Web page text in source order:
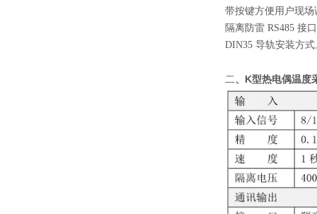
带按键方便用户现场
隔离防雷 RS485 接
DIN35 导轨安装方式
二、 K型热电偶温度